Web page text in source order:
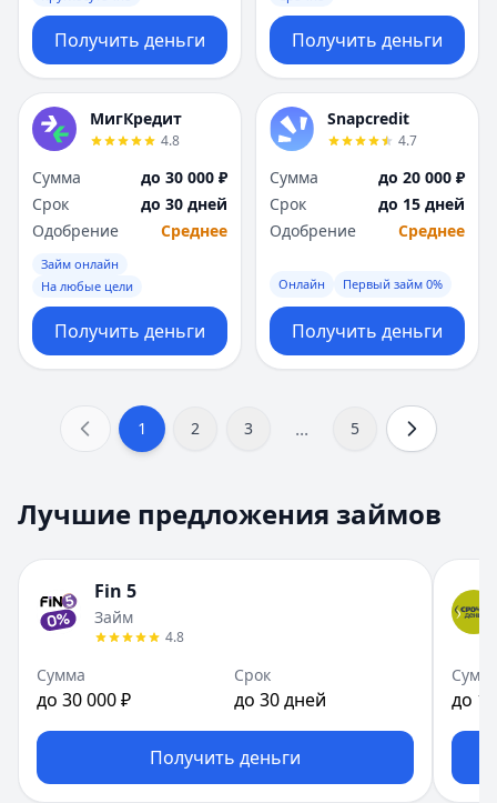
Получить деньги Получить деньги
МигКредит
4.8
Сумма
до 30 000 ₽
Срок
до 30 дней
Одобрение
Среднее
Займ онлайн
На любые цели
Получить деньги
Snapcredit
4.7
Сумма
до 20 000 ₽
Срок
до 15 дней
Одобрение
Среднее
Онлайн Первый займ 0%
Получить деньги
1 2 3 ... 5
Лучшие предложения займов
Fin 5
Займ
4.8
Сумма
до 30 000 ₽
Срок
до 30 дней
Получить деньги
до